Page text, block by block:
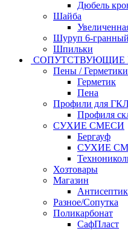
Дюбель
Шайба
Шуруп 6-гранный
Шпильки
СОПУТСТВУЮЩИЕ
Пены /
Герметик
Пена
Профили для
Профиля
СУХИЕ СМЕСИ
Бергауф
СУХИЕ
Хозтовары
Магазин
Антисептик
Разное/Сопутка
Поликарбонат
СафПласт